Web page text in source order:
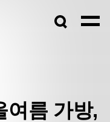
여름 가방,